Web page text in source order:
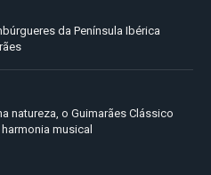
da Península Ibérica
natureza, o Guimarães Clássico
musical